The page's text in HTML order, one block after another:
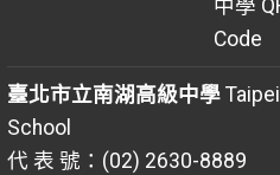
臺北市立南湖高級中學
School
代 表 號：(02) 2630-8889